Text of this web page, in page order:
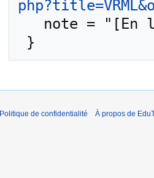
Politique de confidentialité À propos de